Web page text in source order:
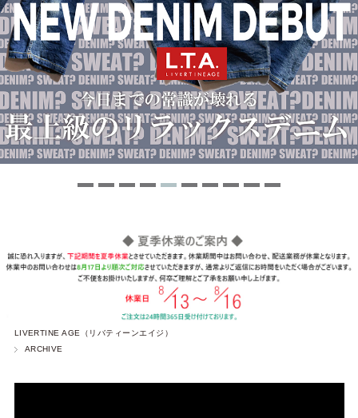
LIVERTINE AGE（リバティーンエイジ）
ARCHIVE